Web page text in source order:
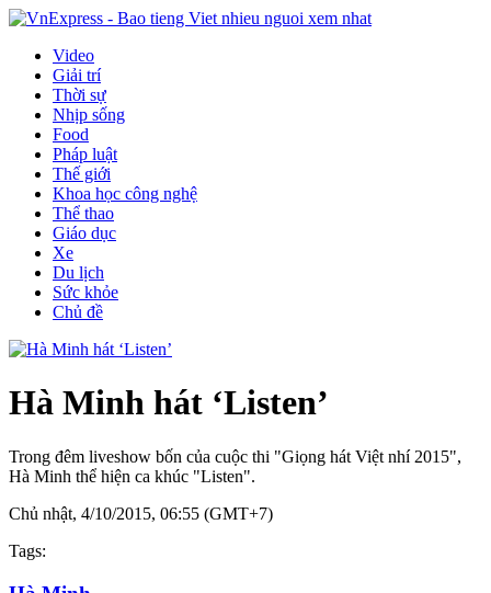
Video
Giải trí
Thời sự
Nhịp sống
Food
Pháp luật
Thế giới
Khoa học công nghệ
Thể thao
Giáo dục
Xe
Du lịch
Sức khỏe
Chủ đề
Hà Minh hát ‘Listen’
Trong đêm liveshow bốn của cuộc thi "Giọng hát Việt nhí 2015",
Hà Minh thể hiện ca khúc "Listen".
Chủ nhật, 4/10/2015, 06:55 (GMT+7)
Tags: